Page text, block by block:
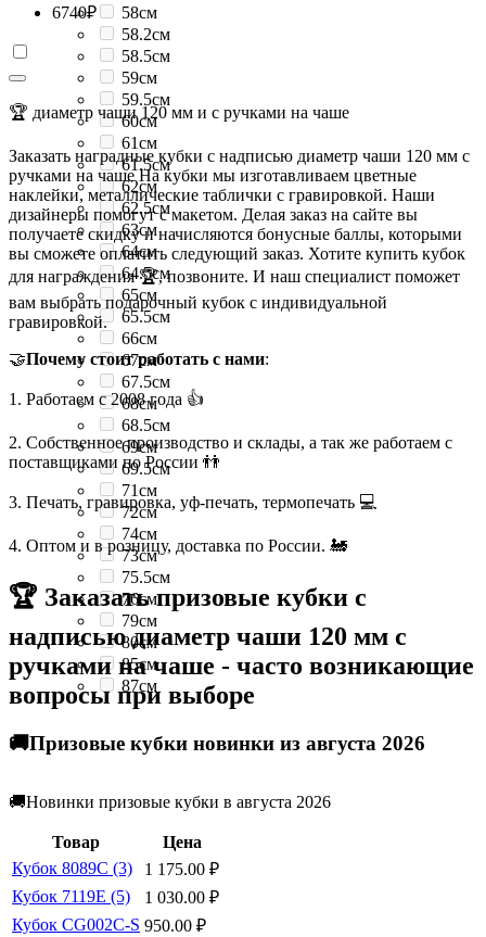
58см
58.2см
58.5см
59см
59.5см
60см
61см
61.5см
62см
62.5см
63см
64см
64.5см
65см
65.5см
66см
67см
67.5см
68см
68.5см
69см
69.5см
71см
72см
74см
73см
75.5см
76см
79см
80см
85см
87см
6740₽
🏆 диаметр чаши 120 мм и с ручками на чаше
Заказать наградные кубки с надписью диаметр чаши 120 мм с
ручками на чаше На кубки мы изготавливаем цветные
наклейки, металлические таблички с гравировкой. Наши
дизайнеры помогут с макетом. Делая заказ на сайте вы
получаете скидку и начисляются бонусные баллы, которыми
вы сможете оплатить следующий заказ. Хотите купить кубок
для награждения 🏆, позвоните. И наш специалист поможет
вам выбрать подарочный кубок с индивидуальной
гравировкой.
🤝Почему стоит работать с нами:
1. Работаем с 2008 года 👍
2. Собственное производство и склады, а так же работаем с
поставщиками по России 👬
3. Печать, гравировка, уф-печать, термопечать 💻
4. Оптом и в розницу, доставка по России. 🚂
🏆 Заказать призовые кубки с
надписью диаметр чаши 120 мм с
ручками на чаше - часто возникающие
вопросы при выборе
🚚Призовые кубки новинки из августа 2026
🚚Новинки призовые кубки в августа 2026
Товар
Цена
Кубок 8089C (3)
1 175.00 ₽
Кубок 7119E (5)
1 030.00 ₽
Кубок CG002C-S 950.00 ₽